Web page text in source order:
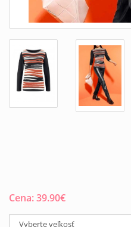
Cena:39.90€